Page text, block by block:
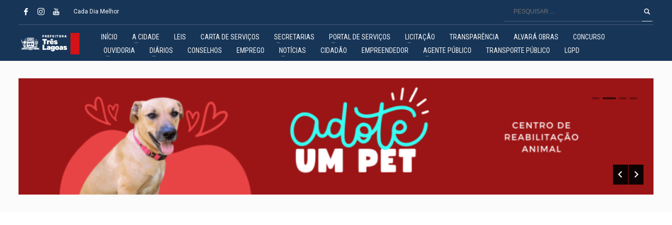
Cada Dia Melhor
INÍCIO A CIDADE LEIS CARTA DE SERVIÇOS SECRETARIAS PORTAL DE SERVIÇOS LICITAÇÃO TRANSPARÊNCIA ALVARÁ OBRAS
CONCURSO
OUVIDORIA
DIÁRIOS CONSELHOS EMPREGO NOTÍCIAS CIDADÃO EMPREENDEDOR AGENTE PÚBLICO TRANSPORTE PÚBLICO LGPD
0 1 2